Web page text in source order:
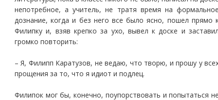
непотребное, а учитель, не тратя время на
дознание, когда и без него все было ясно, пошел прямо
Филипку и, взяв крепко за ухо, вывел к доске и
громко повторить:
– Я, Филипп Каратузов, не ведаю, что творю, и прошу у
прощения за то, что я идиот и подлец.
Филипок мог бы, конечно, поупорствовать и попытаться